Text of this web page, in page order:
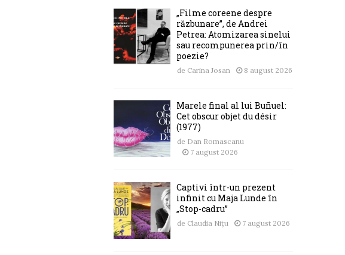
„Filme coreene despre
răzbunare”, de Andrei
Petrea: Atomizarea sinelui
sau recompunerea prin/în
poezie?
de Carina Josan 8 august 2026
Marele final al lui Buñuel:
Cet obscur objet du désir
(1977)
de Dan Romascanu
7 august 2026
Captivi într-un prezent
infinit cu Maja Lunde în
„Stop-cadru”
de Claudia Nițu 7 august 2026